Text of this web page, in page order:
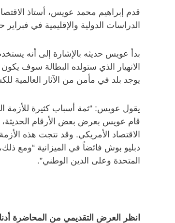
قدم إبراهيم محمد عويس، أستاذ
الدراسات الدولية والإقليمية في
بدأ عويس حديثه بالإشارة إلى أنه
الانهيار الذي ستولده البطالة سوف
يوجد بلد في مأمن من الآثار العالمية
يقول عويس: “ثمة أسباب كثيرة للأزمة
الاقتصاد الأمريكي. وقد نتجت هذه
دبليو بوش فائضاً في الميزانية “ومع
المتحدة وعلى الدين الوطني”.
انظر العرض التقديمي من المحاضرة